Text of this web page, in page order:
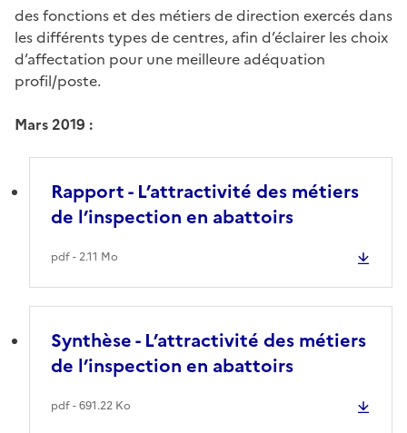
des fonctions et des métiers de direction exercés dans
les différents types de centres, afin d’éclairer les choix
d’affectation pour une meilleure adéquation
profil/poste.
Mars 2019 :
Rapport - L’attractivité des métiers
de l’inspection en abattoirs
pdf - 2.11 Mo
Synthèse - L’attractivité des métiers
de l’inspection en abattoirs
pdf - 691.22 Ko